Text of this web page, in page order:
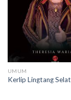
UMUM
Kerlip Lingtang